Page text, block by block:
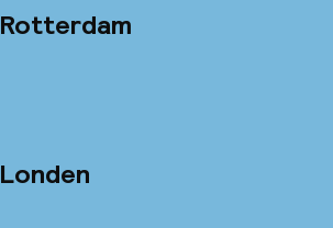
Rotterdam
Londen